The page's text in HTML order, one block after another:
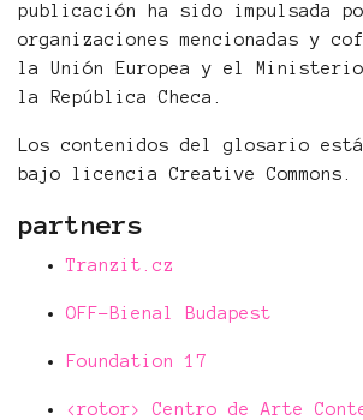
publicación ha sido impulsada
organizaciones mencionadas y
la Unión Europea y el
la República Checa.
Los contenidos del glosario
bajo licencia Creative Commons.
partners
Tranzit.cz
OFF-Bienal Budapest
Foundation 17
<rotor> Centro de Arte